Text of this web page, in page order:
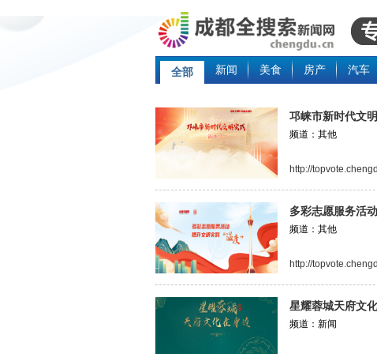
全部 新闻 美食 房产 汽车
邛崃市新时代文
频道：其他
http://
多彩志愿服务活
频道：其他
http://
星耀蓉城天府文
频道：新闻